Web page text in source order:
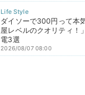
ダイソーで300円って本
屋レベルのクオリティ！
電3選
2026/08/07 08:00